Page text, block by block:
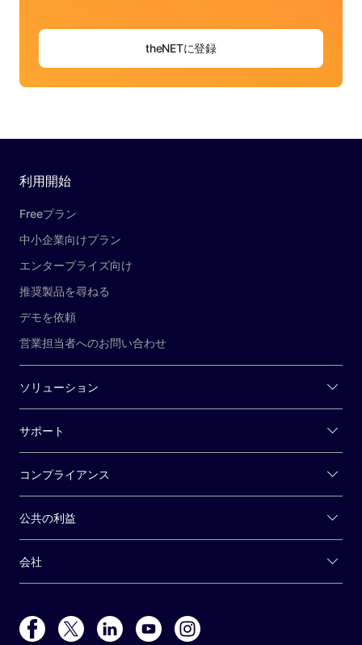
theNETに登録
利用開始
Freeプラン
中小企業向けプラン
エンタープライズ向け
推奨製品を尋ねる
デモを依頼
営業担当者へのお問い合わせ
ソリューション
サポート
コンプライアンス
公共の利益
会社